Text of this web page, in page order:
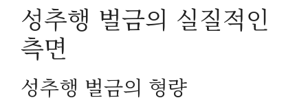
성추행 벌금의 실질적인
측면
성추행 벌금의 형량